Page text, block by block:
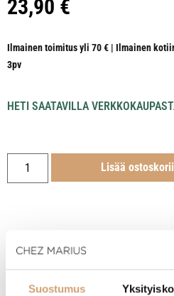
Suostumus
23,90 €
Ilmainen toimitus yli 70 € | Ilmainen
3pv
HETI SAATAVILLA
Lisää
Tuotekuvaus